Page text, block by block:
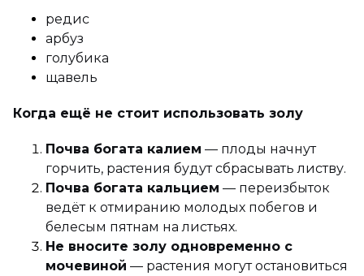
редис
арбуз
голубика
щавель
Когда ещё не стоит использовать золу
Почва богата калием — плоды начнут
горчить, растения будут сбрасывать листву.
Почва богата кальцием — переизбыток
ведёт к отмиранию молодых побегов и
белесым пятнам на листьях.
Не вносите золу одновременно с
мочевиной — растения могут остановиться